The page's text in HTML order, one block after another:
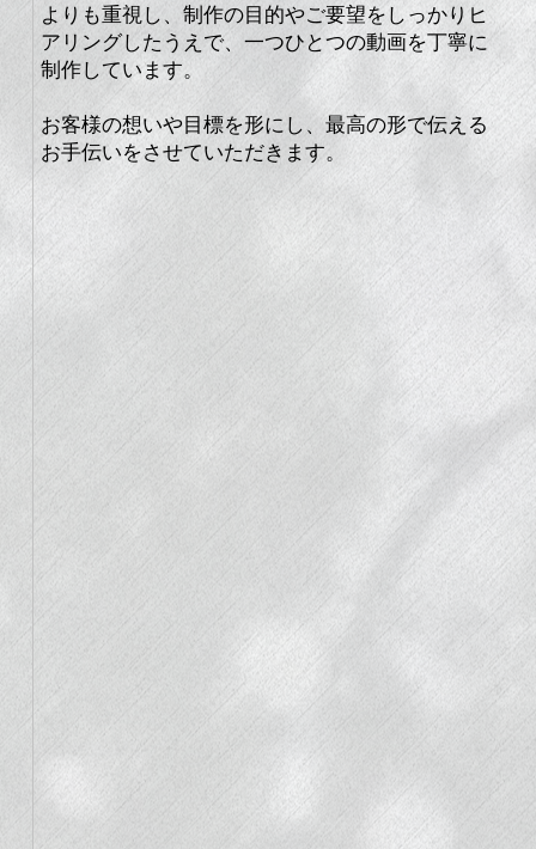
よりも重視し、制作の目的やご要望をしっかりヒ
アリングしたうえで、一つひとつの動画を丁寧に
制作しています。
お客様の想いや目標を形にし、最高の形で伝える
お手伝いをさせていただきます。​